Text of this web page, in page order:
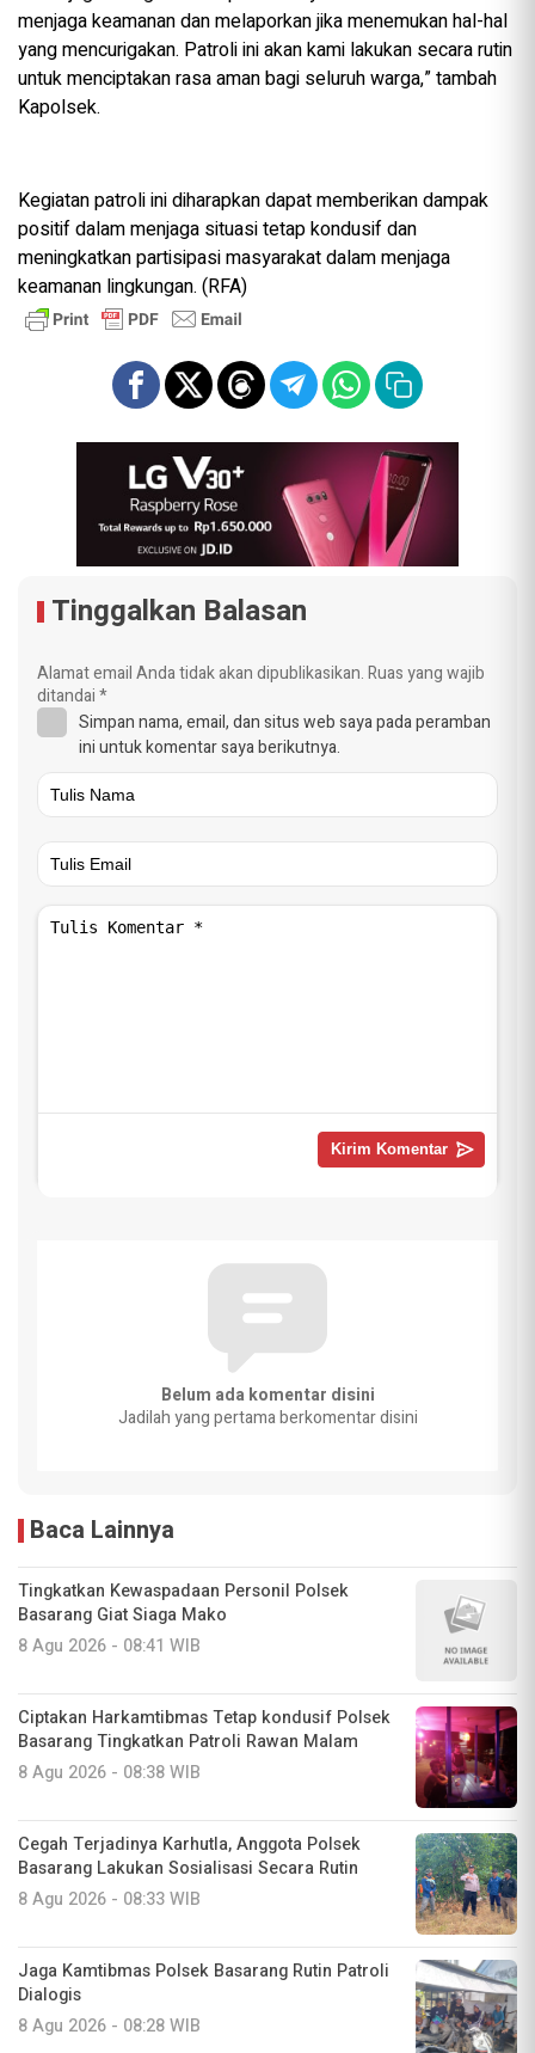
menjaga keamanan dan melaporkan jika menemukan hal-hal
yang mencurigakan. Patroli ini akan kami lakukan secara rutin
untuk menciptakan rasa aman bagi seluruh warga,” tambah
Kapolsek.
Kegiatan patroli ini diharapkan dapat memberikan dampak
positif dalam menjaga situasi tetap kondusif dan
meningkatkan partisipasi masyarakat dalam menjaga
keamanan lingkungan. (RFA)
Tinggalkan Balasan
Alamat email Anda tidak akan dipublikasikan.Ruas yang wajib
ditandai*
Simpan nama, email, dan situs web saya pada peramban
ini untuk komentar saya berikutnya.
Belum ada komentar disini
Jadilah yang pertama berkomentar disini
Baca Lainnya
Tingkatkan Kewaspadaan Personil Polsek
Basarang Giat Siaga Mako
8 Agu 2026 - 08:41 WIB
Ciptakan Harkamtibmas Tetap kondusif Polsek
Basarang Tingkatkan Patroli Rawan Malam
8 Agu 2026 - 08:38 WIB
Cegah Terjadinya Karhutla, Anggota Polsek
Basarang Lakukan Sosialisasi Secara Rutin
8 Agu 2026 - 08:33 WIB
Jaga Kamtibmas Polsek Basarang Rutin Patroli
Dialogis
8 Agu 2026 - 08:28 WIB